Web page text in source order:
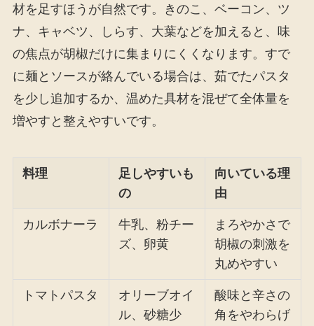
材を足すほうが自然です。きのこ、ベーコン、ツ
ナ、キャベツ、しらす、大葉などを加えると、味
の焦点が胡椒だけに集まりにくくなります。すで
に麺とソースが絡んでいる場合は、茹でたパスタ
を少し追加するか、温めた具材を混ぜて全体量を
増やすと整えやすいです。
料理
足しやすいも
の
向いている理
由
カルボナーラ
牛乳、粉チー
ズ、卵黄
まろやかさで
胡椒の刺激を
丸めやすい
トマトパスタ
オリーブオイ
ル、砂糖少
酸味と辛さの
角をやわらげ